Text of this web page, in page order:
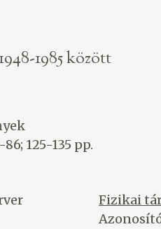
1985 között
125-135 pp.
Fizikai